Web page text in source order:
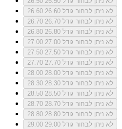
26.60
לא ניתן לבחור גודל 26.60
26.70
לא ניתן לבחור גודל 26.70
26.80
לא ניתן לבחור גודל 26.80
27.00
לא ניתן לבחור גודל 27.00
27.50
לא ניתן לבחור גודל 27.50
27.70
לא ניתן לבחור גודל 27.70
28.00
לא ניתן לבחור גודל 28.00
28.30
לא ניתן לבחור גודל 28.30
28.50
לא ניתן לבחור גודל 28.50
28.70
לא ניתן לבחור גודל 28.70
28.80
לא ניתן לבחור גודל 28.80
29.00
לא ניתן לבחור גודל 29.00